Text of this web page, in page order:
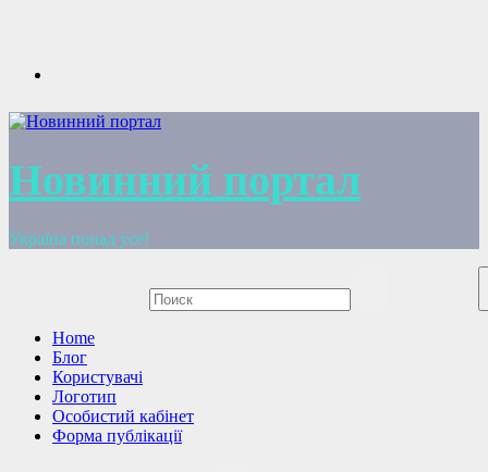
Новинний портал
Україна понад усе!
Home
Блог
Користувачі
Логотип
Особистий кабінет
Форма публікації